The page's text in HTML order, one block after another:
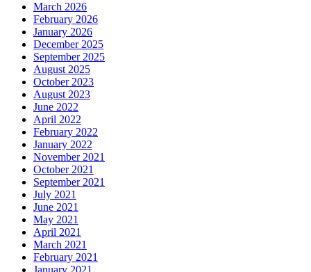
March 2026
February 2026
January 2026
December 2025
September 2025
August 2025
October 2023
August 2023
June 2022
April 2022
February 2022
January 2022
November 2021
October 2021
September 2021
July 2021
June 2021
May 2021
April 2021
March 2021
February 2021